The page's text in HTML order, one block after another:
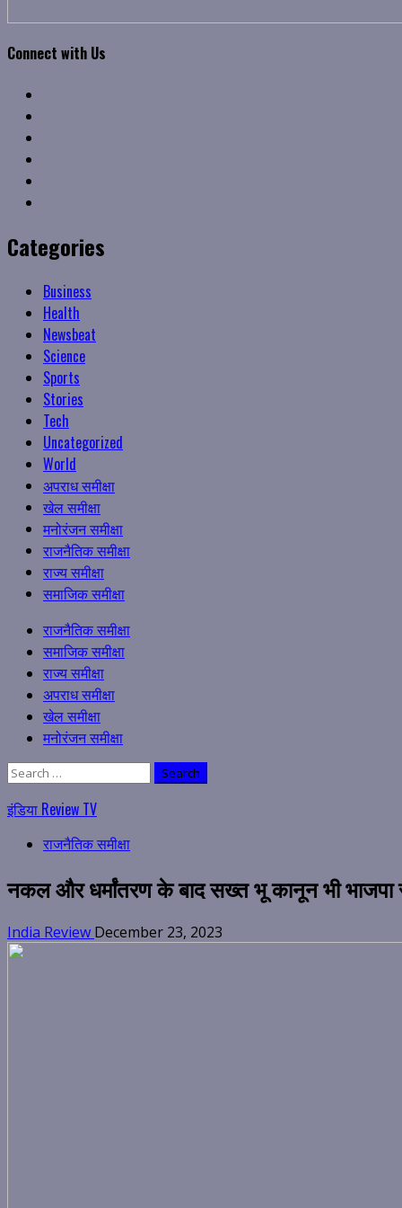
Connect with Us
Categories
Business
Health
Newsbeat
Science
Sports
Stories
Tech
Uncategorized
World
अपराध समीक्षा
खेल समीक्षा
मनोरंजन समीक्षा
राजनैतिक समीक्षा
राज्य समीक्षा
समाजिक समीक्षा
Primary
Menu
राजनैतिक समीक्षा
समाजिक समीक्षा
राज्य समीक्षा
अपराध समीक्षा
खेल समीक्षा
मनोरंजन समीक्षा
Search
इंडिया Review TV
राजनैतिक समीक्षा
नकल और धर्मांतरण के बाद सख्त भू कानून भी भाजपा
India Review December 23, 2023